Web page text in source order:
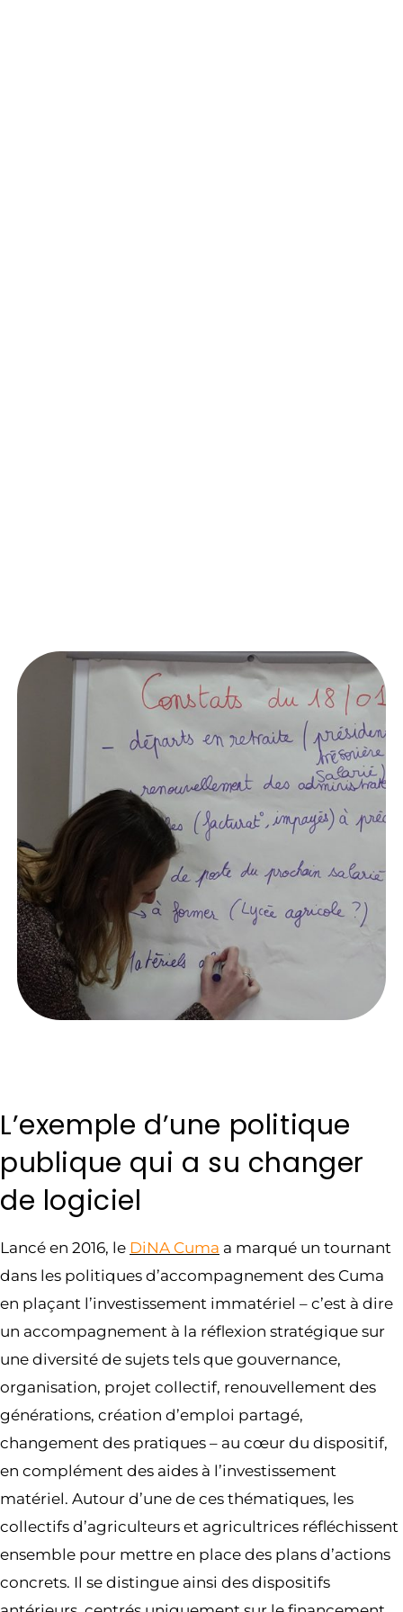
L’exemple d’une politique
publique qui a su changer
de logiciel
Lancé en 2016, le DiNA Cuma a marqué un tournant
dans les politiques d’accompagnement des Cuma
en plaçant l’investissement immatériel – c’est à dire
un accompagnement à la réflexion stratégique sur
une diversité de sujets tels que gouvernance,
organisation, projet collectif, renouvellement des
générations, création d’emploi partagé,
changement des pratiques – au cœur du dispositif,
en complément des aides à l’investissement
matériel. Autour d’une de ces thématiques, les
collectifs d’agriculteurs et agricultrices réfléchissent
ensemble pour mettre en place des plans d’actions
concrets. Il se distingue ainsi des dispositifs